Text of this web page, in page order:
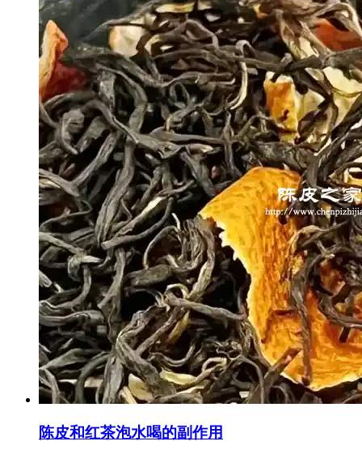
陈皮和红茶泡水喝的副作用